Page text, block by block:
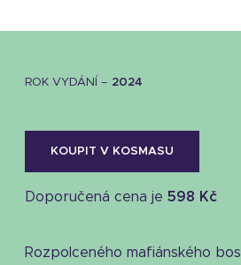
ROK VYDÁNÍ – 2024
KOUPIT V KOSMASU
Doporučená cena je 598 Kč
Rozpolceného mafiánského